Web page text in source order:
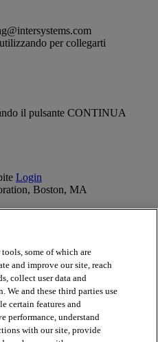
per collegarti
il pulsante CONTINUA
Login
Boston, MA
some of which are
and improve our site, reach
collect user data and
and these third parties use
certain features and
performance, understand
with our site, provide